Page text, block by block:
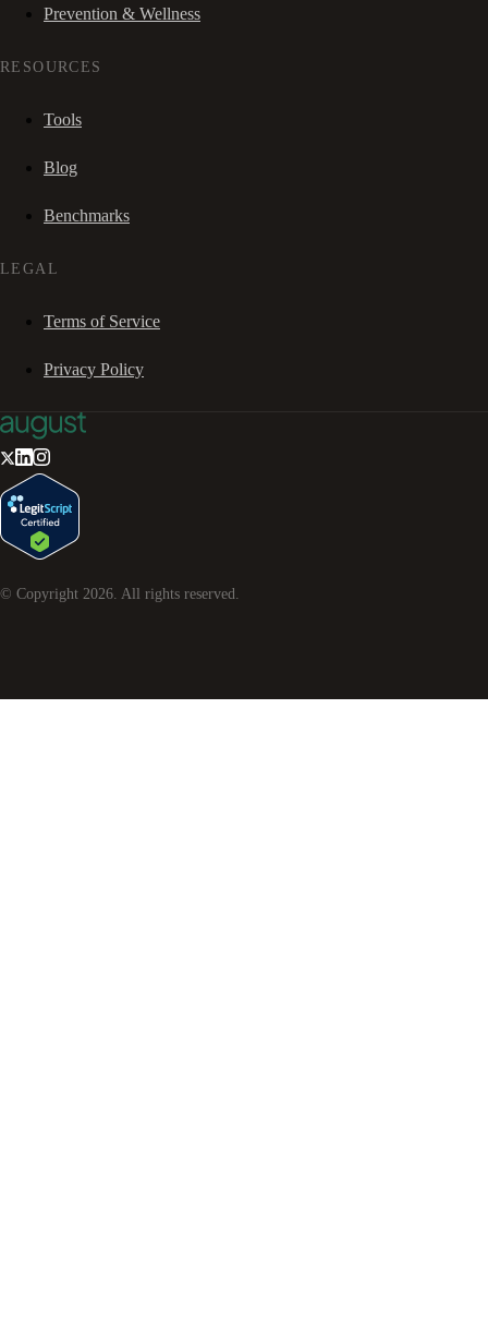
Prevention & Wellness
RESOURCES
Tools
Blog
Benchmarks
LEGAL
Terms of Service
Privacy Policy
© Copyright 2026. All rights reserved.